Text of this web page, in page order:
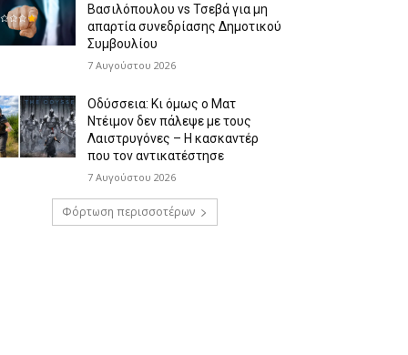
Βασιλόπουλου vs Τσεβά για μη
απαρτία συνεδρίασης Δημοτικού
Συμβουλίου
7 Αυγούστου 2026
Οδύσσεια: Κι όμως ο Ματ
Ντέιμον δεν πάλεψε με τους
Λαιστρυγόνες – Η κασκαντέρ
που τον αντικατέστησε
7 Αυγούστου 2026
Φόρτωση περισσοτέρων